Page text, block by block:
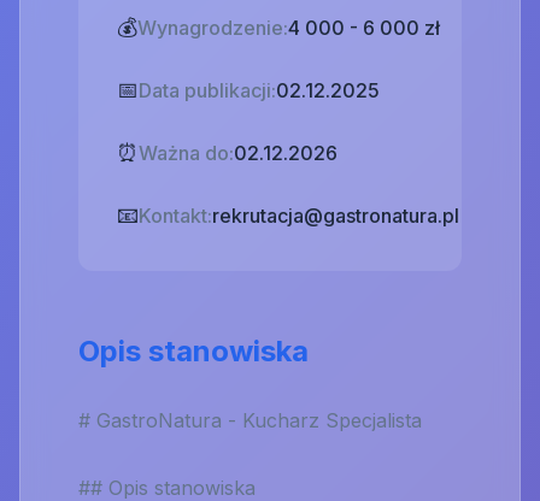
💰Wynagrodzenie:4 000 - 6 000 zł
📅Data publikacji:02.12.2025
⏰Ważna do:02.12.2026
📧Kontakt:rekrutacja@gastronatura.pl
Opis stanowiska
# GastroNatura - Kucharz Specjalista
## Opis stanowiska